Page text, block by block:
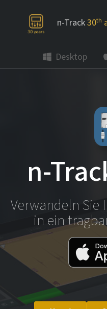
n-Track30th
Desktop
n-
Verwandeln Sie
in ein